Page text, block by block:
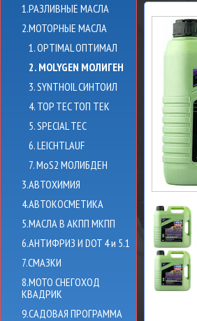
1.РАЗЛИВНЫЕ МАСЛА
2.МОТОРНЫЕ МАСЛА
1. OPTIMAL ОПТИМАЛ
2. MOLYGEN МОЛИГЕН
3. SYNTHOIL СИНТОИЛ
4. TOP TEC ТОП ТЕК
5. SPECIAL TEC
6. LEICHTLAUF
7. MoS2 МОЛИБДЕН
3.АВТОХИМИЯ
4.АВТОКОСМЕТИКА
5.МАСЛА В АКПП МКПП
6.АНТИФРИЗ И DOT 4 и 5.1
7.СМАЗКИ
8.МОТО СНЕГОХОД
КВАДРИК
9.САДОВАЯ ПРОГРАММА